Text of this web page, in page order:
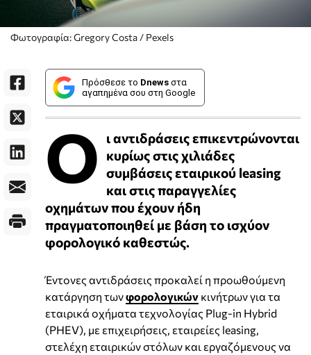
Φωτογραφία: Gregory Costa / Pexels
Πρόσθεσε το Dnews στα
αγαπημένα σου στη Google
Ο ι αντιδράσεις επικεντρώνονται
κυρίως στις χιλιάδες
συμβάσεις εταιρικού leasing
και στις παραγγελίες
οχημάτων που έχουν ήδη
πραγματοποιηθεί με βάση το ισχύον
φορολογικό καθεστώς.
Έντονες αντιδράσεις προκαλεί η προωθούμενη
κατάργηση τωνφορολογικών κινήτρων για τα
εταιρικά οχήματα τεχνολογίας Plug-in Hybrid
(PHEV), με επιχειρήσεις, εταιρείες leasing,
στελέχη εταιρικών στόλων και εργαζόμενους να